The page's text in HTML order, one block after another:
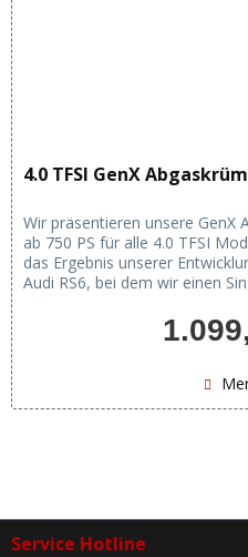
4.0 TFSI GenX
Wir präsentieren unsere GenX
ab 750 PS für alle 4.0 TFSI
das Ergebnis unserer
Audi RS6, bei dem wir einen
Service Hotline